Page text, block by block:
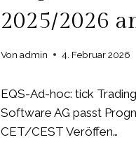
2025/2026
Von admin 4. Februar 2026
EQS-Ad-hoc: tick
Software AG passt
CET/CEST Veröffen…